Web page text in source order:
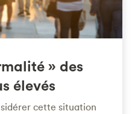
» des
élevés
cette situation